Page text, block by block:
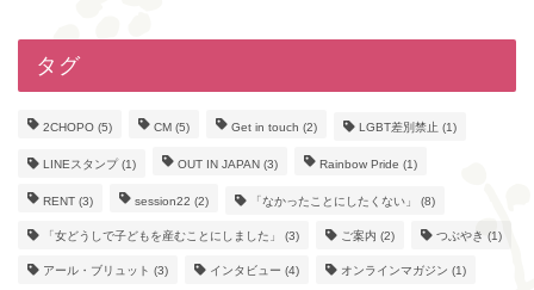
タグ
2CHOPO (5) CM (5) Get in touch (2) LGBT差別禁止 (1)
LINEスタンプ(1) OUT IN JAPAN (3) Rainbow Pride (1)
RENT (3) session22 (2) 「なかったことにしたくない」 (8)
「女どうしで子どもを産むことにしました」 (3) ご案内 (2) つぶやき (1)
アール・ブリュット (3) インタビュー (4) オンラインマガジン (1)